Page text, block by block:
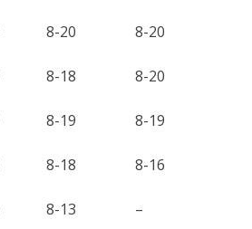
8-20 8-20
8-18 8-20
8-19 8-19
8-18 8-16
8-13
–